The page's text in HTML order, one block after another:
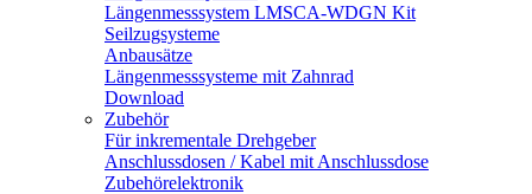
Längenmesssystem LMSCA-WDGN Kit
Seilzugsysteme
Anbausätze
Längenmesssysteme mit Zahnrad
Download
Zubehör
Für inkrementale Drehgeber
Anschlussdosen / Kabel mit Anschlussdose
Zubehörelektronik